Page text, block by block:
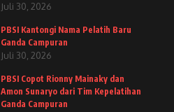
Juli 30, 2026
PBSI Kantongi Nama Pelatih Baru
Ganda Campuran
Juli 30, 2026
PBSI Copot Rionny Mainaky dan
Amon Sunaryo dari Tim Kepelatihan
Ganda Campuran